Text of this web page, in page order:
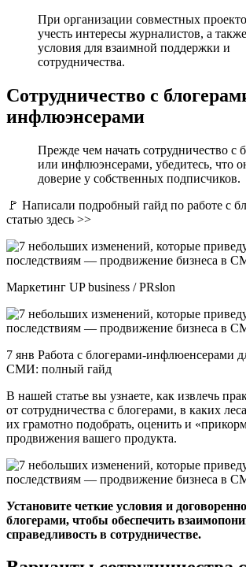
При организации совместных
учесть интересы журналистов, а
условия для взаимной поддержки и
сотрудничества.
Сотрудничество с
инфлюэнсерами
Прежде чем начать сотрудничество с
или инфлюэнсерами, убедитесь, что
доверие у собственных подписчиков.
🚩 Написали подробный гайд по работе с
статью здесь >>
Маркетинг UP business / PRslon
7 янв Работа с блогерами-инфлюенсерами
СМИ: полный гайд
В нашей статье вы узнаете, как извлечь
от сотрудничества с блогерами, в каких
их грамотно подобрать, оценить и
продвижения вашего продукта.
Установите четкие условия и
блогерами, чтобы обеспечить
справедливость в сотрудничестве.